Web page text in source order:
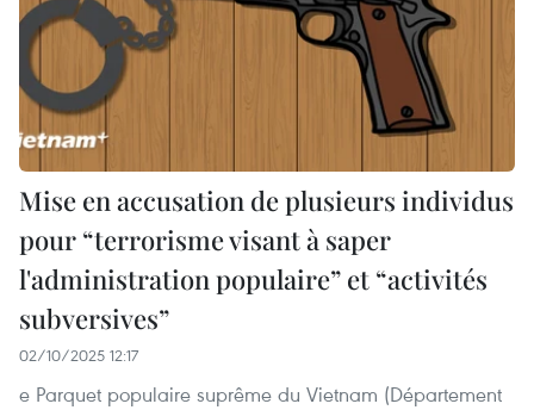
Mise en accusation de plusieurs individus
pour “terrorisme visant à saper
l'administration populaire” et “activités
subversives”
02/10/2025 12:17
e Parquet populaire suprême du Vietnam (Département